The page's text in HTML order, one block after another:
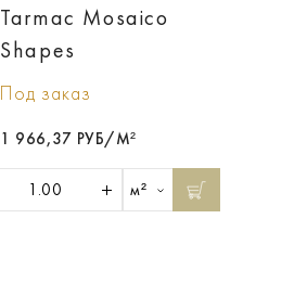
Tarmac Mosaico
Shapes
Под заказ
1 966,37 РУБ/М²
м²